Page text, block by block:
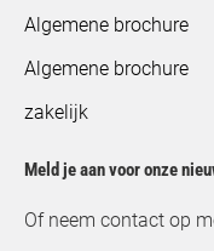
Algemene brochure
Algemene brochure
zakelijk
Meld je aan voor onze
Of neem contact op